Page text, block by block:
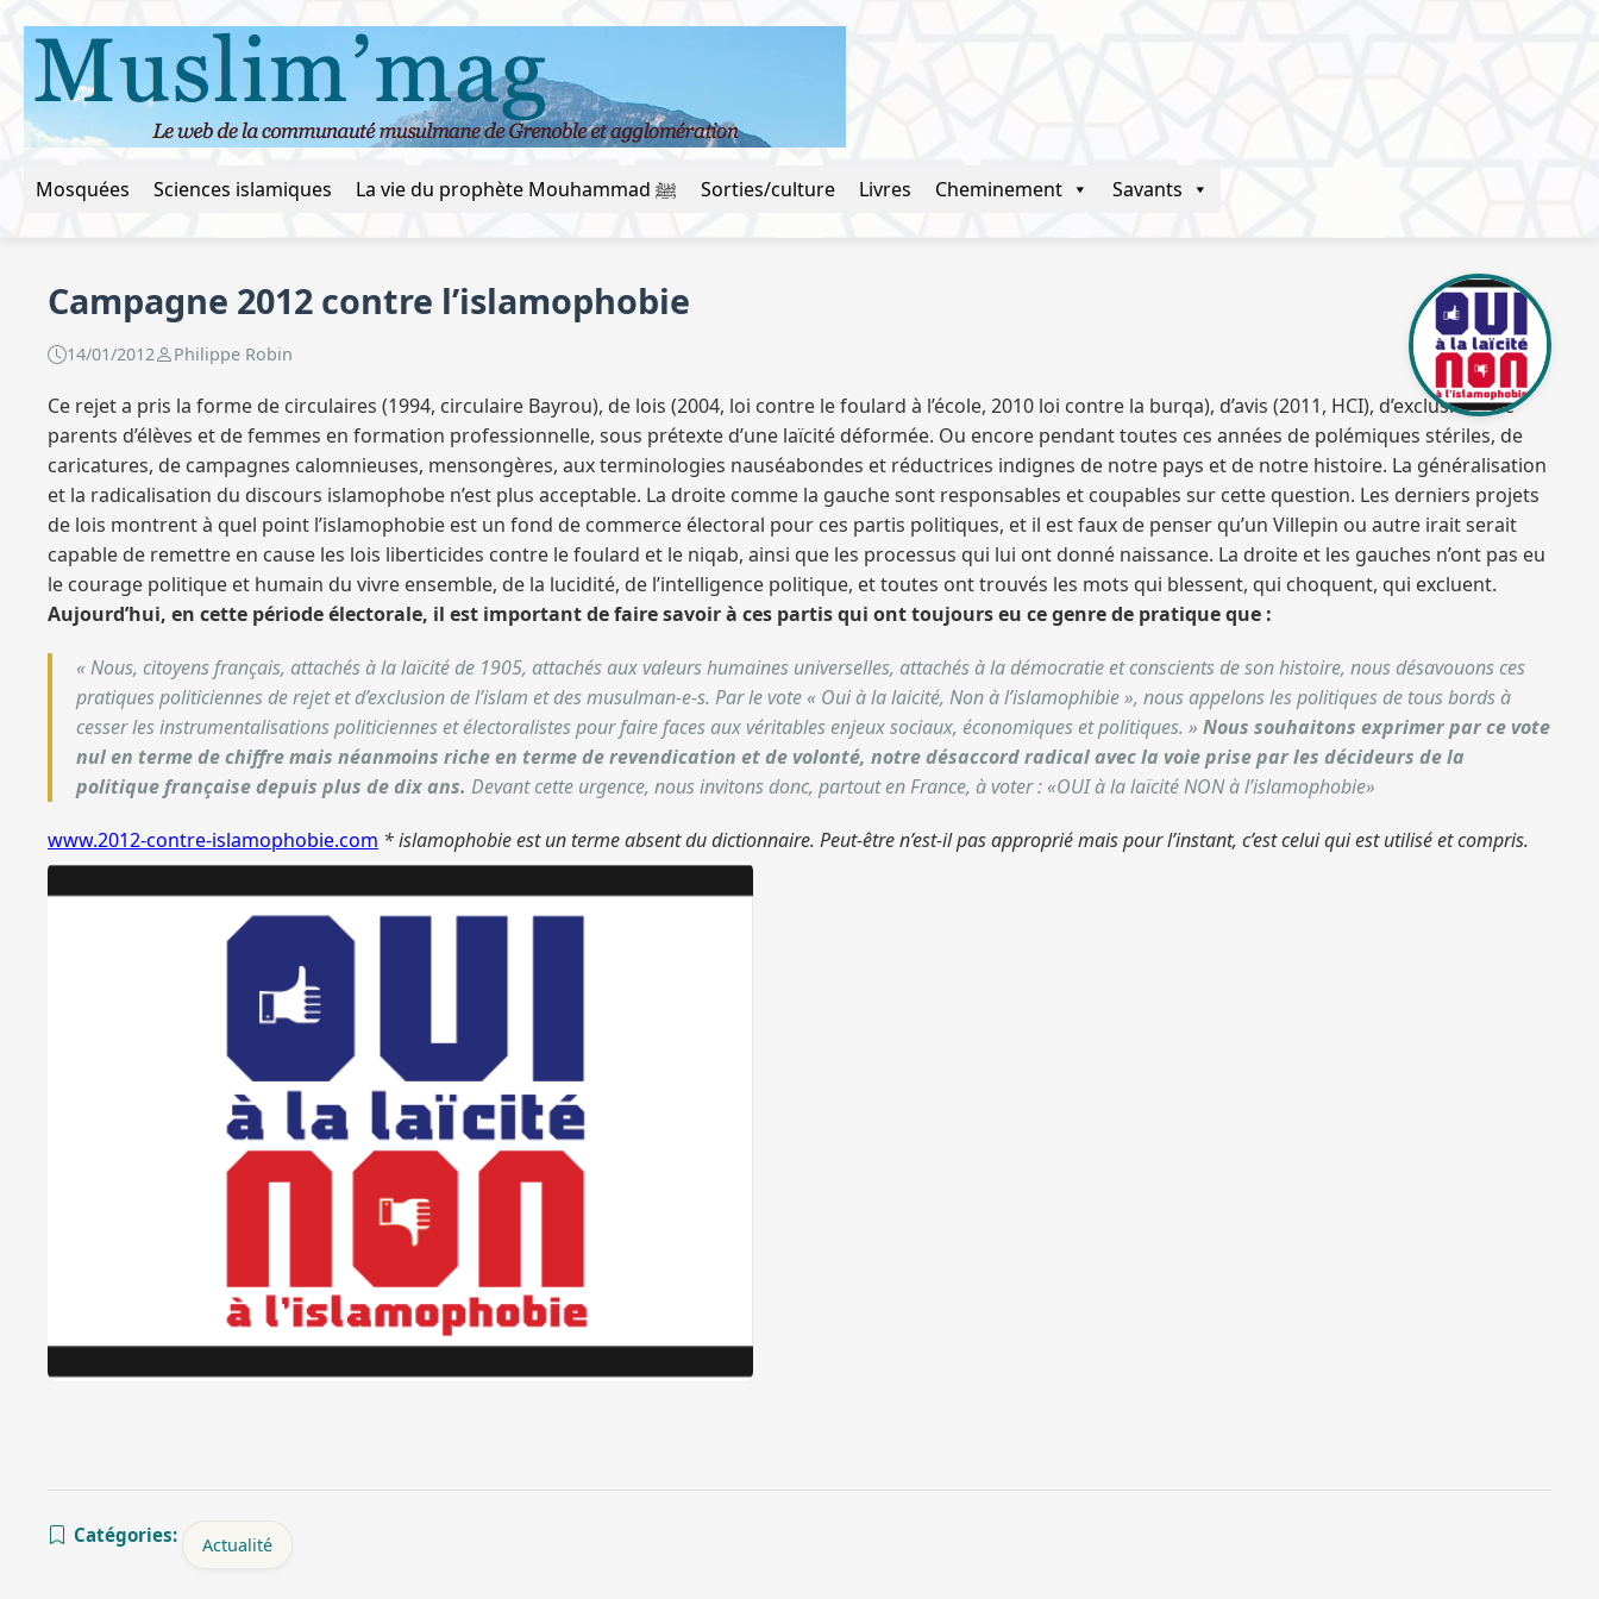
Mosquées Sciences islamiques La vie du prophète Mouhammad ﷺ Sorties/culture Livres Cheminement Savants
Campagne 2012 contre l’islamophobie
14/01/2012 Philippe Robin
Ce rejet a pris la forme de circulaires (1994, circulaire Bayrou), de lois (2004, loi contre le foulard à l’école, 2010 loi contre la burqa), d’avis (2011, HCI), d’exclusions de
parents d’élèves et de femmes en formation professionnelle, sous prétexte d’une laïcité déformée. Ou encore pendant toutes ces années de polémiques stériles, de
caricatures, de campagnes calomnieuses, mensongères, aux terminologies nauséabondes et réductrices indignes de notre pays et de notre histoire. La généralisation
et la radicalisation du discours islamophobe n’est plus acceptable. La droite comme la gauche sont responsables et coupables sur cette question. Les derniers projets
de lois montrent à quel point l’islamophobie est un fond de commerce électoral pour ces partis politiques, et il est faux de penser qu’un Villepin ou autre irait serait
capable de remettre en cause les lois liberticides contre le foulard et le niqab, ainsi que les processus qui lui ont donné naissance. La droite et les gauches n’ont pas eu
le courage politique et humain du vivre ensemble, de la lucidité, de l’intelligence politique, et toutes ont trouvés les mots qui blessent, qui choquent, qui excluent.
Aujourd’hui, en cette période électorale, il est important de faire savoir à ces partis qui ont toujours eu ce genre de pratique que :
« Nous, citoyens français, attachés à la laïcité de 1905, attachés aux valeurs humaines universelles, attachés à la démocratie et conscients de son histoire, nous désavouons ces
pratiques politiciennes de rejet et d’exclusion de l’islam et des musulman-e-s. Par le vote « Oui à la laicité, Non à l’islamophibie », nous appelons les politiques de tous bords à
cesser les instrumentalisations politiciennes et électoralistes pour faire faces aux véritables enjeux sociaux, économiques et politiques. » Nous souhaitons exprimer par ce vote
nul en terme de chiffre mais néanmoins riche en terme de revendication et de volonté, notre désaccord radical avec la voie prise par les décideurs de la
politique française depuis plus de dix ans. Devant cette urgence, nous invitons donc, partout en France, à voter :«OUI à la laïcité NON à l’islamophobie»
www.2012-contre-islamophobie.com * islamophobie est un terme absent du dictionnaire. Peut-être n’est-il pas approprié mais pour l’instant, c’est celui qui est utilisé et compris.
Catégories: Actualité